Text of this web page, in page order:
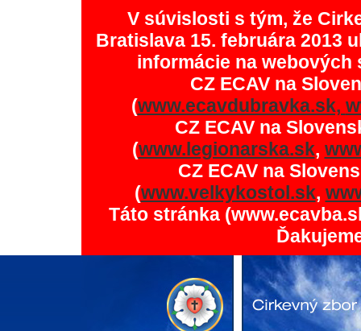
V súvislosti s tým, že
Bratislava 15. februára 2013
informácie na
CZ ECAV na
(www.ecavdubravka.sk,
CZ ECAV na
(www.legionarska.sk,
CZ ECAV na
(www.velkykostol.sk,
Táto stránka